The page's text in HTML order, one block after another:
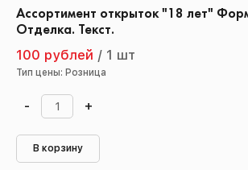
Ассортимент открыток "18 лет"
Отделка. Текст.
100 рублей / 1 шт
Тип цены: Розница
- +
В корзину